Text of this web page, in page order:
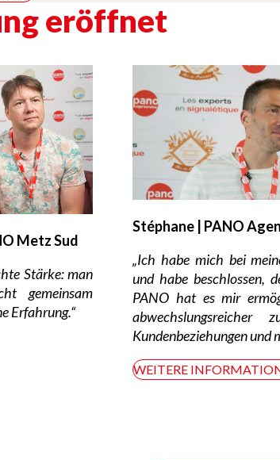
eröffnet
Metz Sud
Stärke: man
gemeinsam
Erfahrung.“
Stéphane | PANO Agen
„Ich habe mich bei
und habe beschlossen,
PANO hat es mir
abwechslungsreicher
Kundenbeziehungen und
WEITERE